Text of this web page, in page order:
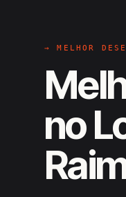
→ MELHOR
no
EM CAMPO